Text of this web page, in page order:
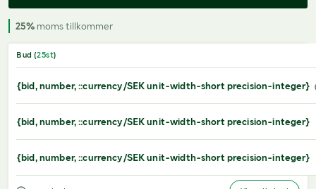
25% moms tillkommer
Bud (25st)
{bid, number, ::currency/SEK unit-width-short precision-integer}
{bid, number, ::currency/SEK unit-width-short precision-integer}
{bid, number, ::currency/SEK unit-width-short precision-integer}